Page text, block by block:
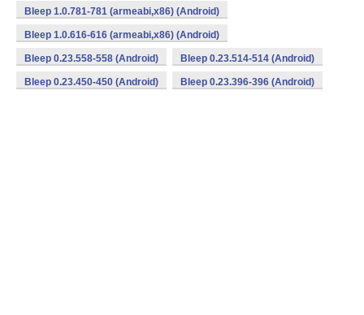
Bleep 1.0.781-781 (armeabi,x86) (Android)
Bleep 1.0.616-616 (armeabi,x86) (Android)
Bleep 0.23.558-558 (Android) Bleep 0.23.514-514 (Android)
Bleep 0.23.450-450 (Android) Bleep 0.23.396-396 (Android)